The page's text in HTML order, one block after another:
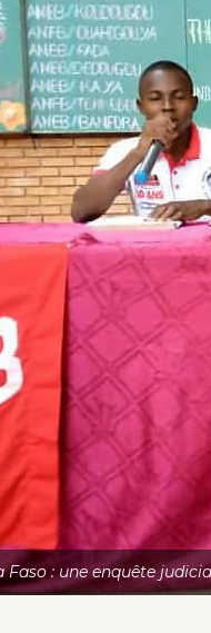
Faso : une enquête